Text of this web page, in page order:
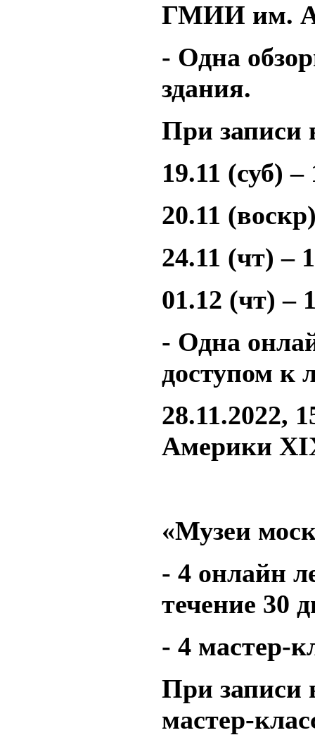
ГМИИ им.
- Одна
здания.
При записи
19.11 (суб)
20.11
24.11 (чт) –
01.12 (чт) –
- Одна
доступом к
28.11.2022,
Америки
«Музеи
- 4 онлайн
течение 30
- 4 мастер-
При записи
мастер-